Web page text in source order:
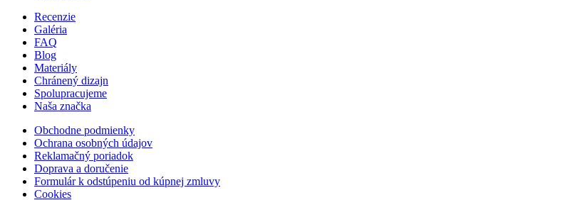
Recenzie
Galéria
FAQ
Blog
Materiály
Chránený dizajn
Spolupracujeme
Naša značka
Obchodne podmienky
Ochrana osobných údajov
Reklamačný poriadok
Doprava a doručenie
Formulár k odstúpeniu od kúpnej zmluvy
Cookies